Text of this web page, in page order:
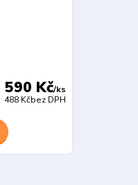
590 Kč/ks
488 Kčbez DPH